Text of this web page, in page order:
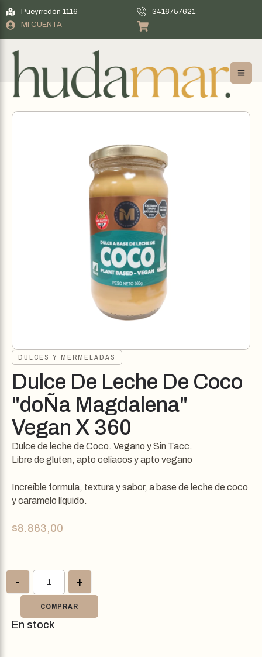
Pueyrredón 1116
3416757621
MI CUENTA
DULCES Y MERMELADAS
Dulce De Leche De Coco
"doÑa Magdalena"
Vegan X 360
Dulce de leche de Coco. Vegano y Sin Tacc.
Libre de gluten, apto celíacos y apto vegano
Increíble formula, textura y sabor, a base de leche de coco
y caramelo líquido.
$8.863,00
- +
COMPRAR
En stock